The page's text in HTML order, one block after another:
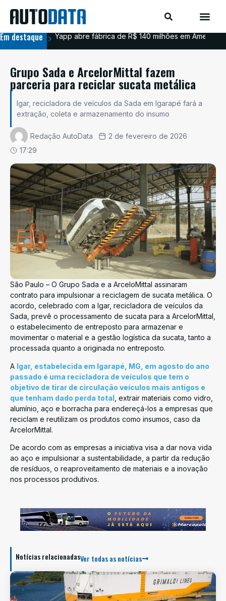
Em destaque Yapp abre fábrica de R$ 140 milhões em
Grupo Sada e ArcelorMittal fazem
parceria para reciclar sucata metálica
Igar, recicladora de veículos da Sada em Igarapé fará a
extração, coleta e armazenamento do insumo
Redação AutoData
2 de fevereiro de 2026
17:29
São Paulo – O Grupo Sada e a ArceloMittal assinaram
contrato para impulsionar a reciclagem de sucata metálica. O
acordo, celebrado com a Igar, recicladora de veículos da
Sada, prevê o processamento de sucata para a ArcelorMittal,
o estabelecimento de entreposto para armazenar e
movimentar o material e a gestão logística da sucata, tanto a
processada quanto a originada no entreposto.
A Igar, estabelecida em Igarapé, MG, em agosto do ano
passado é uma recicladora de veículos que tem o
objetivo de tirar de circulação veículos mais antigos e
que tenham dado perda total , extrair materiais como vidro,
alumínio, aço e borracha para endereçá-los a empresas que
reciclam e reutilizam os produtos como insumos, caso da
ArcelorMittal.
De acordo com as empresas a iniciativa visa a dar nova vida
ao aço e impulsionar a sustentabilidade, a partir da redução
de resíduos, o reaproveitamento de materiais e a inovação
nos processos produtivos.
Notícias relacionadasVer todas as notícias